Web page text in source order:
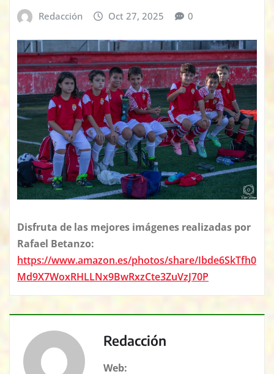
Redacción Oct 27, 2025 0
Disfruta de las mejores imágenes realizadas por
Rafael Betanzo:
https://www.amazon.es/photos/share/Ibde6SkTfh0
Md9X7WoxRHLLNx9BwRxzCte3ZuVzJ70P
Redacción
Web: